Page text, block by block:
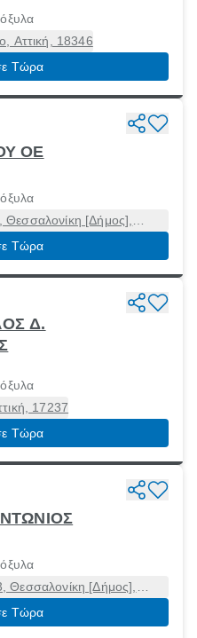
Αττική, 18346
Τώρα
ΟΕ
Θεσσαλονίκη [Δήμος],
54635
Τώρα
Δ.
17237
Τώρα
Θεσσαλονίκη [Δήμος],
54644
Τώρα